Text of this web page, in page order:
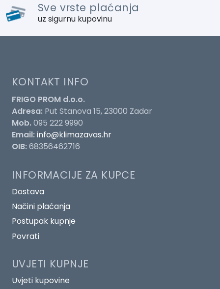
Sve vrste plaćanja
uz sigurnu kupovinu
KONTAKT INFO
FRIGO PROM d.o.o.
Adresa: Put Stanova 15, 23000 Zadar
Mob.095 222 9990
Email:info@klimazavas.hr
OIB:68356462716
INFORMACIJE ZA KUPCE
Dostava
Načini plaćanja
Postupak kupnje
Povrati
UVJETI KUPNJE
Uvjeti kupovine